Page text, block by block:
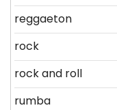
reggaeton
rock
rock and roll
rumba